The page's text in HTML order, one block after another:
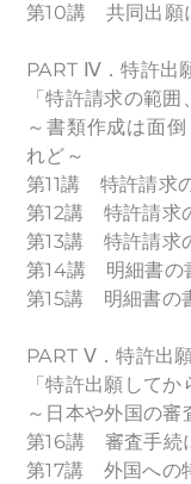
第10講 共同出願
PART Ⅳ．特許出
「特許請求の範
～書類作成は面
れど～
第11講 特許請求
第12講 特許請求
第13講 特許請求
第14講 明細書の
第15講 明細書の
PART Ⅴ．特許出
「特許出願してか
～日本や外国の審
第16講 審査手続
第17講 外国への